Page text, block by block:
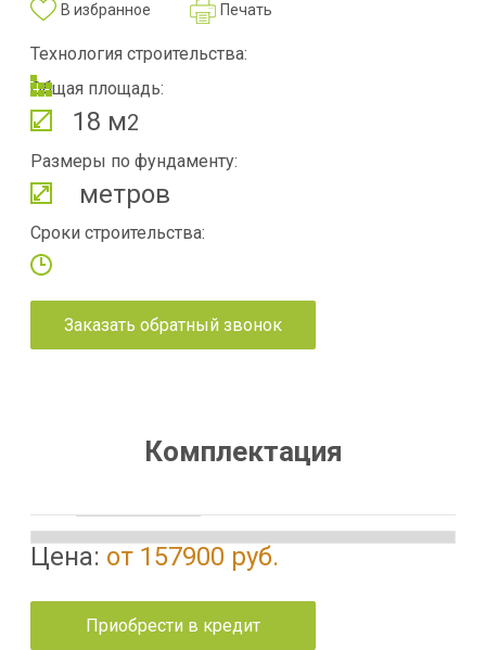
В избранное Печать
Технология строительства:
Общая площадь:
18 м2
Размеры по фундаменту:
метров
Сроки строительства:
Заказать обратный звонок
Комплектация
Цена: от 157900 руб.
Приобрести в кредит